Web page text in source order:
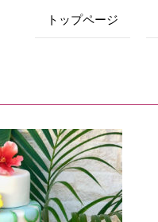
トップページ